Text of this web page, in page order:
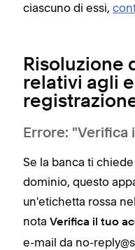
ciascuno di essi,
Risoluzione
relativi agli
Errore: "Verifica
Se la banca ti
dominio, questo
un'etichetta rossa
nota Verifica il tuo
e-mail da no-